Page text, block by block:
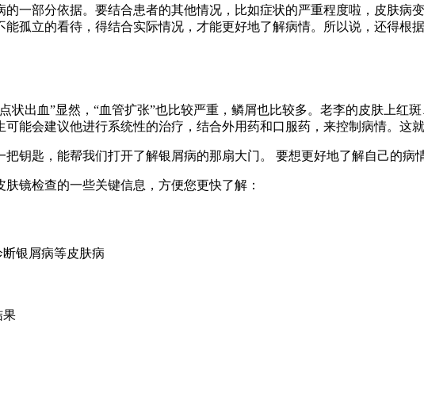
的一部分依据。要结合患者的其他情况，比如症状的严重程度啦，皮肤
孤立的看待，得结合实际情况，才能更好地了解病情。所以说，还得根
状出血”显然，“血管扩张”也比较严重，鳞屑也比较多。老李的皮肤上红
能会建议他进行系统性的治疗，结合外用药和口服药，来控制病情。这
钥匙，能帮我们打开了解银屑病的那扇大门。 要想更好地了解自己的病
镜检查的一些关键信息，方便您更快了解：
银屑病等皮肤病
果